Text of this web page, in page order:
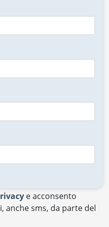
e acconsento
anche sms, da parte del